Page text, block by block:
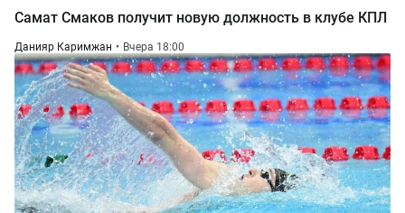
Самат Смаков получит новую должность в клубе КПЛ
Данияр Каримжан Вчера 18:00